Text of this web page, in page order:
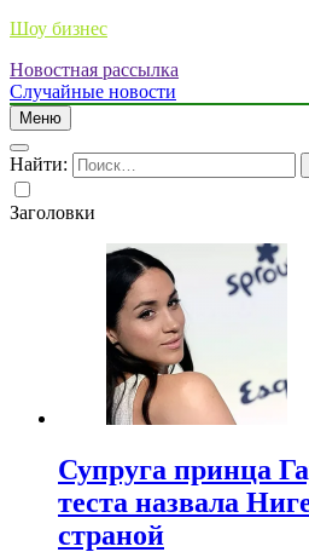
Шоу бизнес
Новостная рассылка
Случайные новости
Меню
Найти:
Заголовки
Супруга принца
теста назвала
страной